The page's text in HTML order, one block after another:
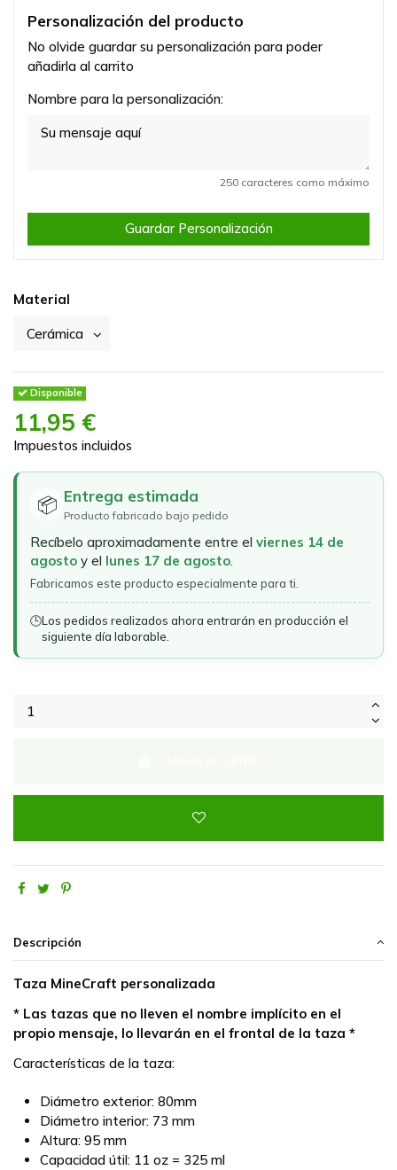
Personalización del producto
No olvide guardar su personalización para poder
añadirla al carrito
Nombre para la personalización:
250 caracteres como máximo
Guardar Personalización
Material
Disponible
11,95 €
Impuestos incluidos
📦 Entrega estimada
Producto fabricado bajo pedido
Recíbelo aproximadamente entre el viernes 14 de
agosto y el lunes 17 de agosto.
Fabricamos este producto especialmente para ti.
🕒Los pedidos realizados ahora entrarán en producción el
siguiente día laborable.
Descripción
Taza MineCraft personalizada
* Las tazas que no lleven el nombre implícito en el
propio mensaje, lo llevarán en el frontal de la taza *
Características de la taza:
Diámetro exterior: 80mm
Diámetro interior: 73 mm
Altura: 95 mm
Capacidad útil: 11 oz = 325 ml